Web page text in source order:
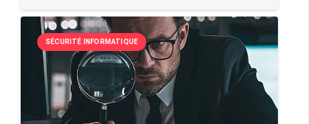
SÉCURITÉ INFORMATIQUE